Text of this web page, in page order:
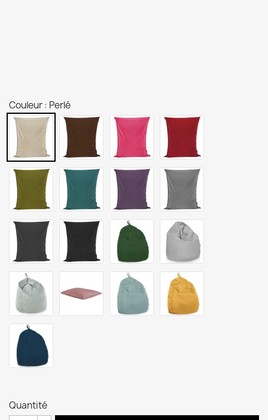
Couleur : Perlé
Quantité